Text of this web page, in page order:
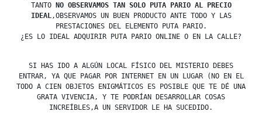
TANTO
NO OBSERVAMOS TAN SOLO PUTA PARIO AL PRECIO
IDEAL,OBSERVAMOS UN BUEN PRODUCTO ANTE TODO Y LAS
PRESTACIONES DEL ELEMENTO PUTA PARIO.
¿ES LO IDEAL ADQUIRIR PUTA PARIO ONLINE O EN LA CALLE?
SI HAS IDO A ALGÚN LOCAL FÍSICO DEL MISTERIO DEBES
ENTRAR, YA QUE PAGAR POR INTERNET EN UN LUGAR (NO EN EL
TODO A CIEN OBJETOS ENIGMÁTICOS ES POSIBLE QUE TE DÉ UNA
GRATA VIVENCIA, Y TE PODRÍAN DESARROLLAR COSAS
INCREÍBLES,A UN SERVIDOR LE HA SUCEDIDO.